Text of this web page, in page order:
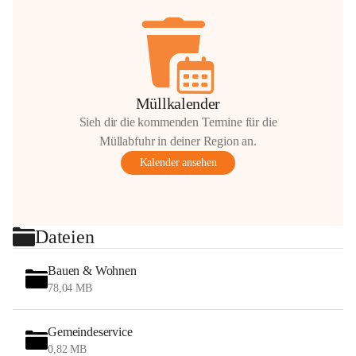
Müllkalender
Sieh dir die kommenden Termine für die
Müllabfuhr in deiner Region an.
Kalender ansehen
Dateien
Bauen & Wohnen
78,04 MB
Gemeindeservice
0,82 MB